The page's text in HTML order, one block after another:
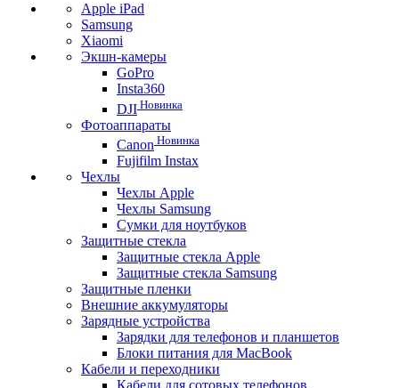
Apple iPad
Samsung
Xiaomi
Экшн-камеры
GoPro
Insta360
DJI Новинка
Фотоаппараты
Canon Новинка
Fujifilm Instax
Чехлы
Чехлы Apple
Чехлы Samsung
Сумки для ноутбуков
Защитные стекла
Защитные стекла Apple
Защитные стекла Samsung
Защитные пленки
Внешние аккумуляторы
Зарядные устройства
Зарядки для телефонов и планшетов
Блоки питания для MacBook
Кабели и переходники
Кабели для сотовых телефонов